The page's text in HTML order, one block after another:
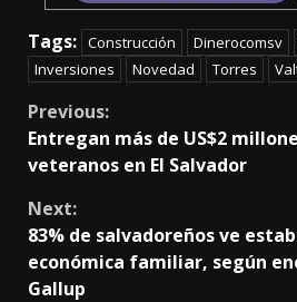
Tags: Construcción Dinerocomsv
Inversiones
Novedad Torres
Continue
Reading
Previous:
Entregan más de US$2
veteranos en El Salvador
Next:
83% de salvadoreños ve
económica familiar, según
Gallup